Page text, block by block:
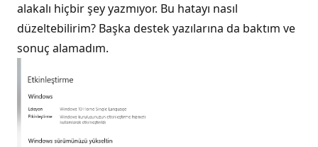
alakalı hiçbir şey yazmıyor. Bu hatayı nasıl
düzeltebilirim? Başka destek yazılarına da baktım ve
sonuç alamadım.